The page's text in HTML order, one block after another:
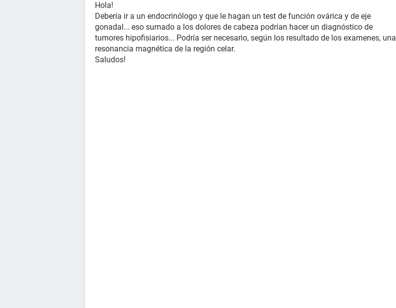
Hola!
Debería ir a un endocrinólogo y que le hagan un test de función ovárica y de eje
gonadal... eso sumado a los dolores de cabeza podrían hacer un diagnóstico de
tumores hipofisiarios... Podría ser necesario, según los resultado de los examenes, una
resonancia magnética de la región celar.
Saludos!